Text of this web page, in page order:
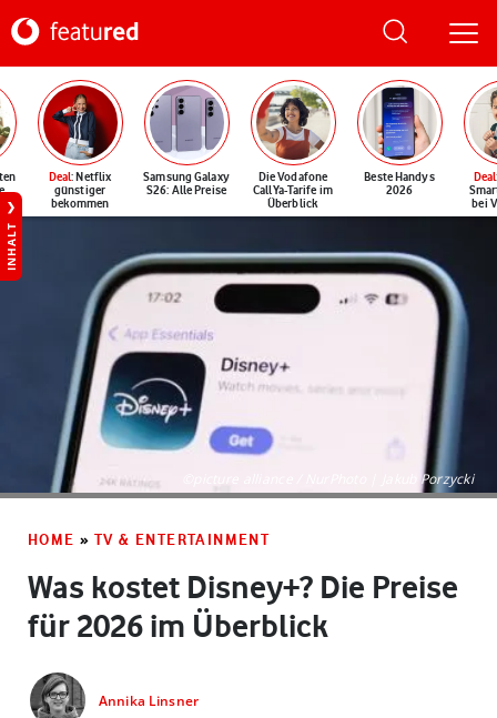
Deal: Netflix
günstiger
bekommen
Samsung Galaxy
S26: Alle Preise
Die Vodafone
CallYa-Tarife im
Überblick
Beste Handys
2026
Deal
bei
INHALT
©picture alliance / NurPhoto | Jakub Porzycki
HOME » TV & ENTERTAINMENT
Was kostet Disney+? Die Preise
für 2026 im Überblick
Annika Linsner